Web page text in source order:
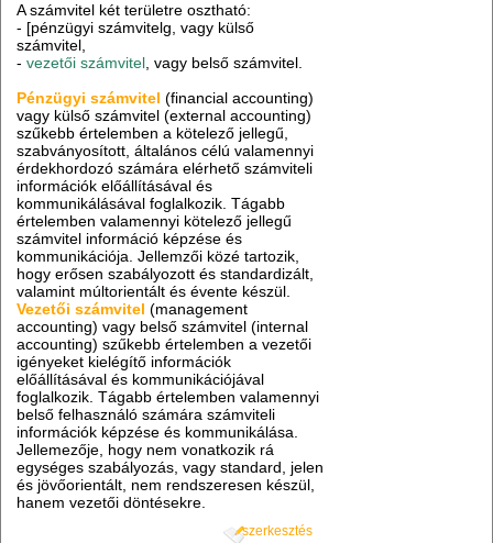
A számvitel két területre osztható:
- [pénzügyi számvitelg, vagy külső
számvitel,
-vezetői számvitel , vagy belső számvitel.
Pénzügyi számvitel (financial accounting)
vagy külső számvitel (external accounting)
szűkebb értelemben a kötelező jellegű,
szabványosított, általános célú valamennyi
érdekhordozó számára elérhető számviteli
információk előállításával és
kommunikálásával foglalkozik. Tágabb
értelemben valamennyi kötelező jellegű
számvitel információ képzése és
kommunikációja. Jellemzői közé tartozik,
hogy erősen szabályozott és standardizált,
valamint múltorientált és évente készül.
Vezetői számvitel (management
accounting) vagy belső számvitel (internal
accounting) szűkebb értelemben a vezetői
igényeket kielégítő információk
előállításával és kommunikációjával
foglalkozik. Tágabb értelemben valamennyi
belső felhasználó számára számviteli
információk képzése és kommunikálása.
Jellemezője, hogy nem vonatkozik rá
egységes szabályozás, vagy standard, jelen
és jövőorientált, nem rendszeresen készül,
hanem vezetői döntésekre.
szerkesztés